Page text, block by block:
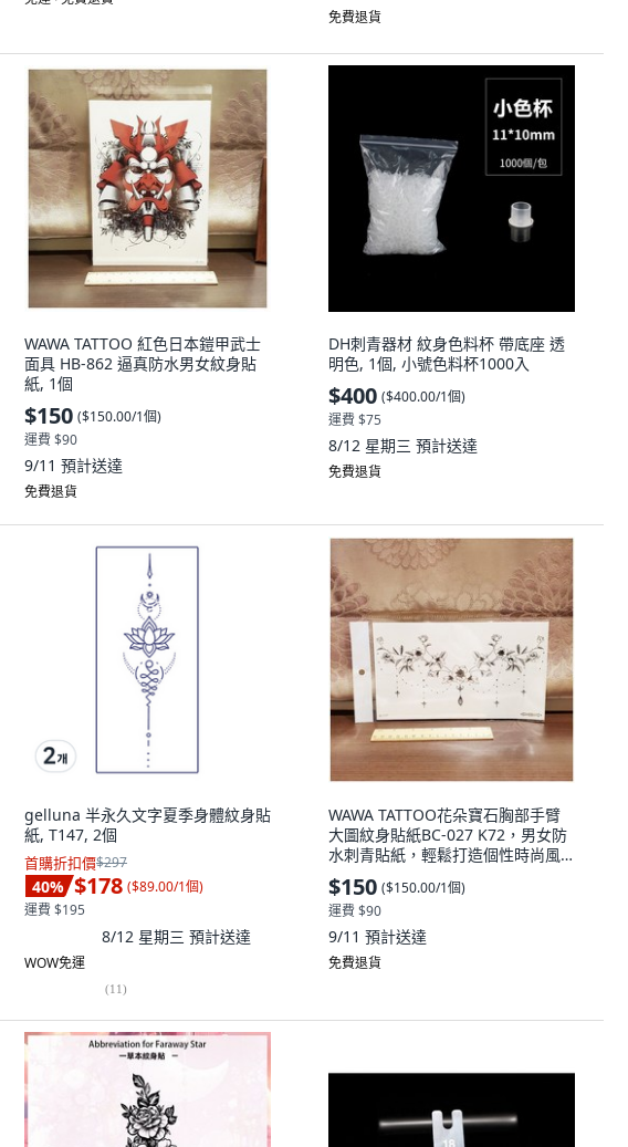
免費退貨
WAWA TATTOO 紅色日本鎧甲武士
面具 HB-862 逼真防水男女紋身貼
紙, 1個
$150 ($150.00/1個)
運費 $90
9/11 預計送達
免費退貨
DH刺青器材 紋身色料杯 帶底座 透
明色, 1個, 小號色料杯1000入
$400 ($400.00/1個)
運費 $75
8/12 星期三 預計送達
免費退貨
gelluna 半永久文字夏季身體紋身貼
紙, T147, 2個
首購折扣價$297
40% $178 ($89.00/1個)
運費 $195
8/12 星期三 預計送達
WOW免運
(11)
WAWA TATTOO花朵寶石胸部手臂
大圖紋身貼紙BC-027 K72，男女防
水刺青貼紙，輕鬆打造個性時尚風
格, 1個
$150 ($150.00/1個)
運費 $90
9/11 預計送達
免費退貨